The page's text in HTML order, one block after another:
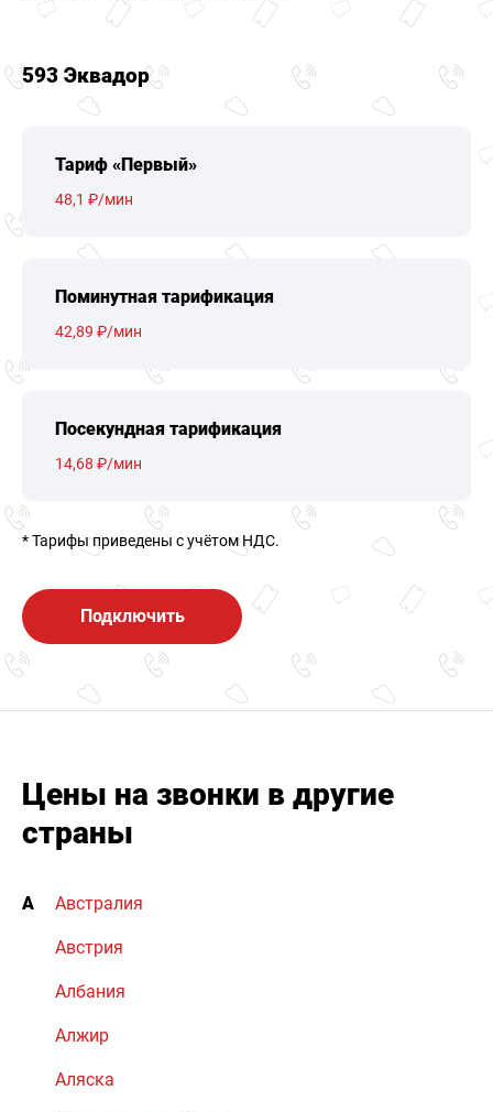
593 Эквадор
Тариф «Первый»
48,1 ₽/мин
Поминутная тарификация
42,89 ₽/мин
Посекундная тарификация
14,68 ₽/мин
* Тарифы приведены c учётом НДС.
Подключить
Цены на звонки в другие
страны
А Австралия
Австрия
Албания
Алжир
Аляска